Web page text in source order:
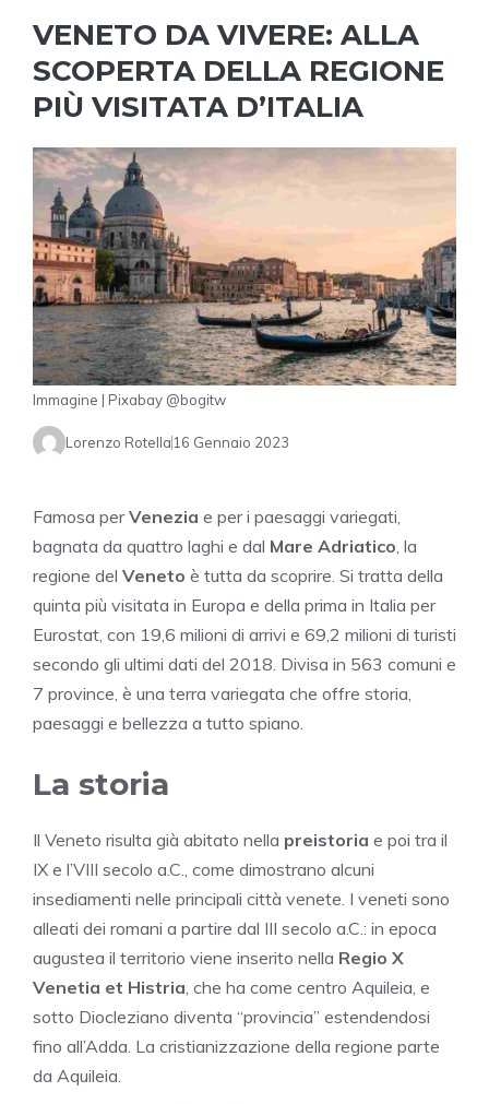
VENETO DA VIVERE: ALLA
SCOPERTA DELLA REGIONE
PIÙ VISITATA D’ITALIA
Immagine | Pixabay @bogitw
Lorenzo Rotella 16 Gennaio 2023
Famosa perVenezia e per i paesaggi variegati,
bagnata da quattro laghi e dal Mare Adriatico, la
regione del Veneto è tutta da scoprire. Si tratta della
quinta più visitata in Europa e della prima in Italia per
Eurostat, con 19,6 milioni di arrivi e 69,2 milioni di turisti
secondo gli ultimi dati del 2018. Divisa in 563 comuni e
7 province, è una terra variegata che offre storia,
paesaggi e bellezza a tutto spiano.
La storia
Il Veneto risulta già abitato nella preistoria e poi tra il
IX e l’VIII secolo a.C., come dimostrano alcuni
insediamenti nelle principali città venete. I veneti sono
alleati dei romani a partire dal III secolo a.C.: in epoca
augustea il territorio viene inserito nella Regio X
Venetia et Histria, che ha come centro Aquileia, e
sotto Diocleziano diventa “provincia” estendendosi
fino all’Adda. La cristianizzazione della regione parte
da Aquileia.